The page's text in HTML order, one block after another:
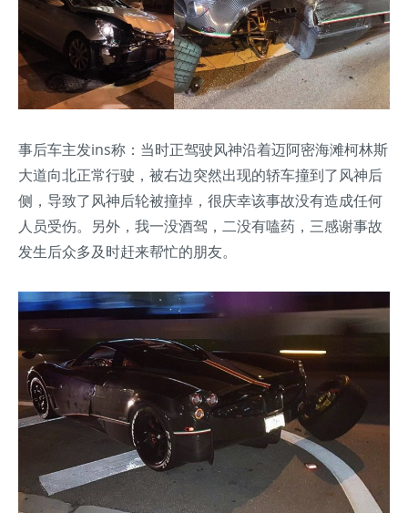
事后车主发ins称：当时正驾驶风神沿着迈阿密海滩柯林斯
大道向北正常行驶，被右边突然出现的轿车撞到了风神后
侧，导致了风神后轮被撞掉，很庆幸该事故没有造成任何
人员受伤。另外，我一没酒驾，二没有嗑药，三感谢事故
发生后众多及时赶来帮忙的朋友。